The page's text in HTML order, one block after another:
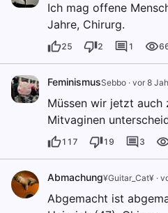
Ich mag offene
Jahre, Chirurg.
25 2 1
FeminismusSebbo · vor 8
Müssen wir jetzt auch
Mitvaginen
117 19 3
Abmachung¥Guitar_Cat¥ ·
Abgemacht ist